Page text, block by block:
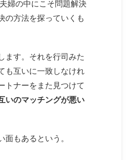
婦の中にこそ問題解決
の方法を探っていくも
ます。それを行司みた
も互いに一致しなけれ
トナーをまた見つけて
いのマッチングが悪い
もあるという。